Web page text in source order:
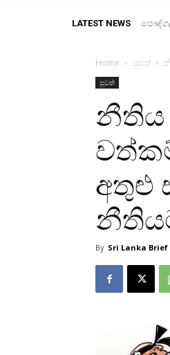
LATEST NEWS
Home පුවත්
පුවත්
නීතිය
අතුළු
By Sri Lanka Brief